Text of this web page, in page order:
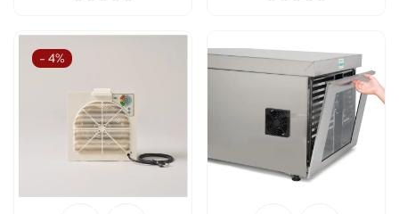
- 4%